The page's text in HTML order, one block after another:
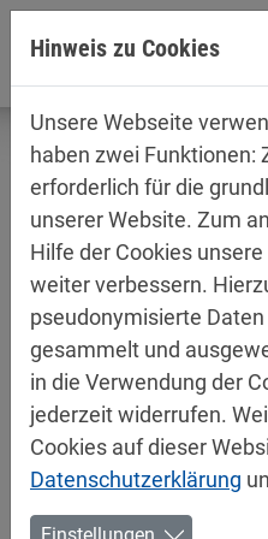
Direkt zur Hauptnavigation
Direkt zum Inhalt springen
MIPA übernimmt
HAERING GmbH
08.02.2024
Mipa News, Mipa
Die MIPA SE übernimmt
Industrielacke der
(bei Heilbronn). Die
Hinweis zu Cookies
Unsere Webseite
haben zwei Funktionen:
erforderlich für die
unserer Website. Zum
Hilfe der Cookies
weiter verbessern.
pseudonymisierte
gesammelt und
in die Verwendung der
jederzeit widerrufen.
Cookies auf dieser
Datenschutzerklärung